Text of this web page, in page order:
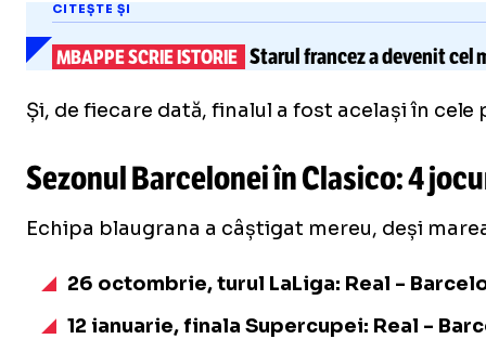
CITEȘTE ȘI
MBAPPE SCRIE ISTORIE Starul francez a devenit
Și, de fiecare dată, finalul a fost același în
Sezonul Barcelonei în Clasico: 4
Echipa blaugrana a câștigat mereu, deși
26 octombrie, turul LaLiga: Real -
12 ianuarie, finala Supercupei: Real -